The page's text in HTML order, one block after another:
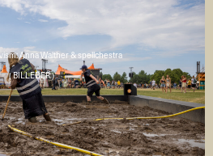
Anna Walther & spellchestra
( BILLEDER )